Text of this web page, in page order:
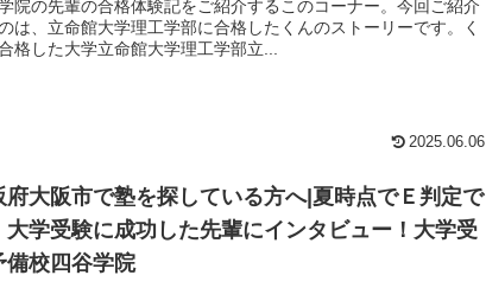
院の先輩の合格体験記をご紹介するこのコーナー。今回ご紹介
は、立命館大学理工学部に合格したくんのストーリーです。く
格した大学立命館大学理工学部立...
2025.06.06
府大阪市で塾を探している方へ|夏時点でＥ判定で
大学受験に成功した先輩にインタビュー！大学受
備校四谷学院